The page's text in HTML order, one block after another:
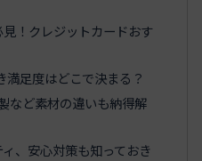
！クレジットカードおす
満足度はどこで決まる？
など素材の違いも納得解
、安心対策も知っておき